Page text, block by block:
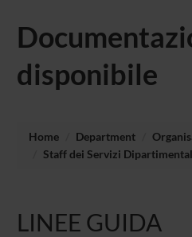
disponibile
Home Department
Staff dei Servizi
LINEE GUIDA